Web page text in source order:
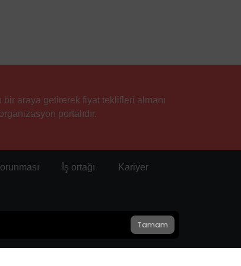
bir araya getirerek fiyat teklifleri almanı
portalıdır.
İş ortağı Kariyer
Tamam